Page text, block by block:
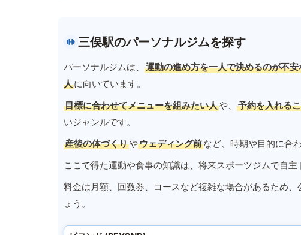
三俣駅のパーソナルジムを探す
パーソナルジムは、 運動の進め方を一人で決めるのが不安
人に向いています。
目標に合わせてメニューを組みたい人や、 予約を入れる
いジャンルです。
産後の体づくりやウェディング前など、時期や目的に合
ここで得た運動や食事の知識は、将来スポーツジムで自主
料金は月額、回数券、コースなど複雑な場合があるため
ょう。